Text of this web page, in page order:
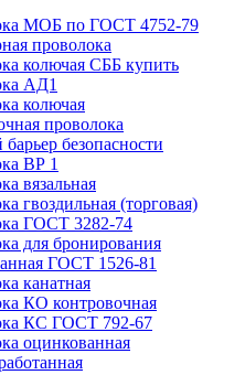
МОБ по ГОСТ 4752-79
проволока
колючая СББ купить
АД1
колючая
проволока
безопасности
ВР 1
вязальная
гвоздильная (торговая)
ГОСТ 3282-74
для бронирования
ГОСТ 1526-81
канатная
КО контровочная
КС ГОСТ 792-67
оцинкованная